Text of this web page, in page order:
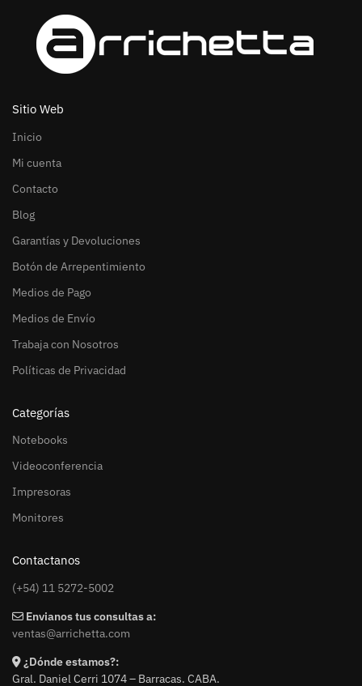
Sitio Web
Inicio
Mi cuenta
Contacto
Blog
Garantías y Devoluciones
Botón de Arrepentimiento
Medios de Pago
Medios de Envío
Trabaja con Nosotros
Políticas de Privacidad
Categorías
Notebooks
Videoconferencia
Impresoras
Monitores
Contactanos
(+54) 11 5272-5002
Envianos tus consultas a:
ventas@arrichetta.com
¿Dónde estamos?:
Gral. Daniel Cerri 1074 – Barracas. CABA.